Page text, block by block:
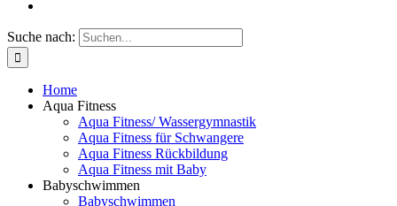
Suche nach:
Home
Aqua Fitness
Aqua Fitness/ Wassergymnastik
Aqua Fitness für Schwangere
Aqua Fitness Rückbildung
Aqua Fitness mit Baby
Babyschwimmen
Babyschwimmen